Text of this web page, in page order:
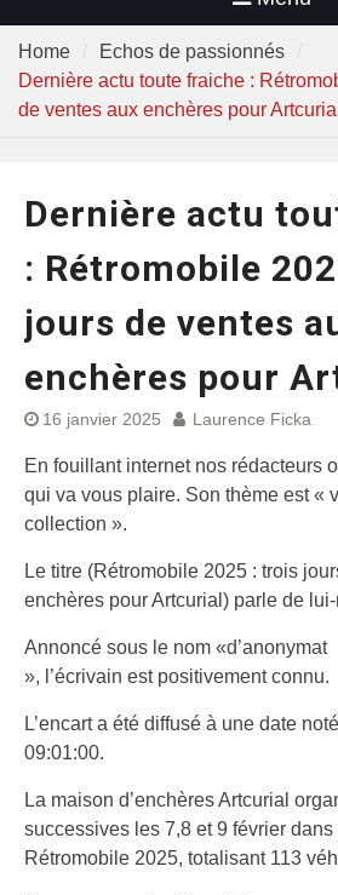
Home
Echos de passionnés
Dernière actu toute fraiche :
de ventes aux enchères pour Artcurial
Dernière actu
: Rétromobile
jours de ventes
enchères pour
16 janvier 2025 Laurence Ficka
En fouillant internet nos rédacteurs
qui va vous plaire. Son thème est «
collection ».
Le titre (Rétromobile 2025 : trois
enchères pour Artcurial) parle de
Annoncé sous le nom «d’anonymat
», l’écrivain est positivement connu.
L’encart a été diffusé à une date
09:01:00.
La maison d’enchères Artcurial
successives les 7,8 et 9 février
Rétromobile 2025, totalisant 113